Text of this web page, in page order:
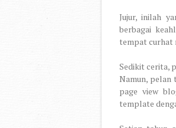
Jujur, inilah
berbagai
tempat curhat
Sedikit cerita,
Namun, pelan
page view
template